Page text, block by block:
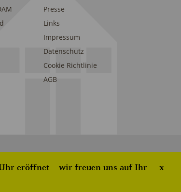
Presse
Links
Impressum
Datenschutz
Cookie Richtlinie
AGB
Uhr eröffnet – wir freuen uns auf Ihr
x